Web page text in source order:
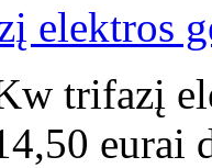
elektros
trifazį
eurai